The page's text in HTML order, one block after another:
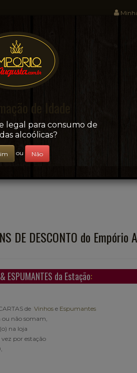
adega on-line!
DE DESCONTO do Empório
ESPUMANTES da Estação:
de Vinhos e Espumantes
não somam,
na loja
por estação
de Idade
legal para consumo de
alcoólicas?
ou Não